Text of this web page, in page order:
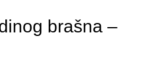
brašna –